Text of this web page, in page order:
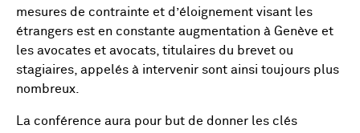
mesures de contrainte et d’éloignement visant les
étrangers est en constante augmentation à Genève et
les avocates et avocats, titulaires du brevet ou
stagiaires, appelés à intervenir sont ainsi toujours plus
nombreux.
La conférence aura pour but de donner les clés